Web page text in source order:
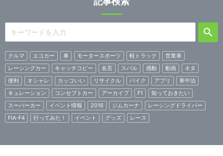
クルマ エコカー 車 モータースポーツ 軽トラック
営業車
レーシングカー
キャッチコピー 名言 スバル 感動 動画
ネタ
便利
オシャレ カッコいい リサイクル バイク アプリ
車中泊
キュレーション
コンセプトカー アーカイブ F1
知っておきたい
スーパーカー
イベント情報 2016 ジムカーナ
レーシングドライバー
FIA-F4
行ってみた！ イベント グッズ レース